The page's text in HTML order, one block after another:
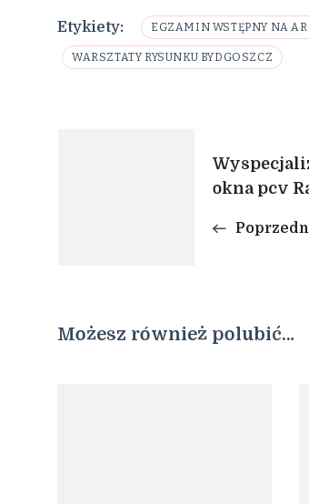
Etykiety: EGZAMIN WSTĘPNY NA
WARSZTATY RYSUNKU BYDGOSZCZ
Nawigacja
okna pcv
Możesz również polubić…